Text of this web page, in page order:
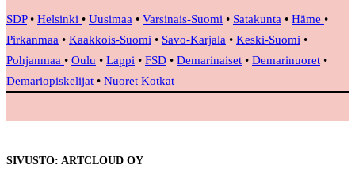
SDP• Helsinki • Uusimaa • Varsinais-Suomi • Satakunta • Häme •
Pirkanmaa • Kaakkois-Suomi • Savo-Karjala • Keski-Suomi •
Pohjanmaa • Oulu • Lappi • FSD • Demarinaiset • Demarinuoret •
Demariopiskelijat • Nuoret Kotkat
SIVUSTO: ARTCLOUD OY